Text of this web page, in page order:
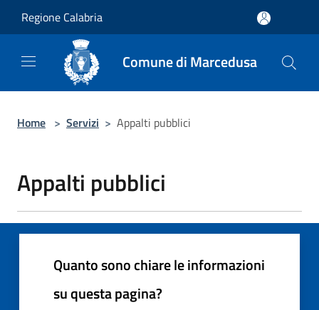
Regione Calabria
Comune di Marcedusa
Home > Servizi > Appalti pubblici
Appalti pubblici
Quanto sono chiare le informazioni
su questa pagina?